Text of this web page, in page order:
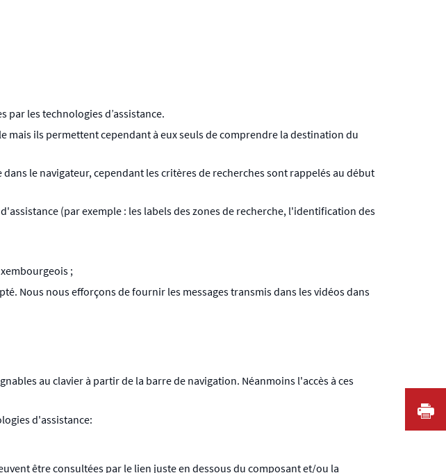
par les technologies d’assistance.
ils permettent cependant à eux seuls de comprendre la destination du
le navigateur, cependant les critères de recherches sont rappelés au début
(par exemple : les labels des zones de recherche, l'identification des
;
Nous nous efforçons de fournir les messages transmis dans les vidéos dans
au clavier à partir de la barre de navigation. Néanmoins l'accès à ces
d'assistance:
être consultées par le lien juste en dessous du composant et/ou la